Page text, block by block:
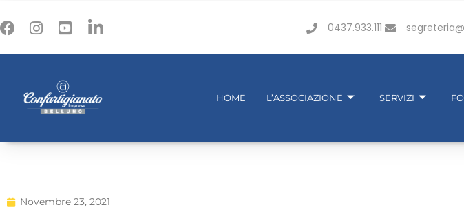
0437.933.111
HOME L’ASSOCIAZIONE SERVIZI
Novembre 23, 2021